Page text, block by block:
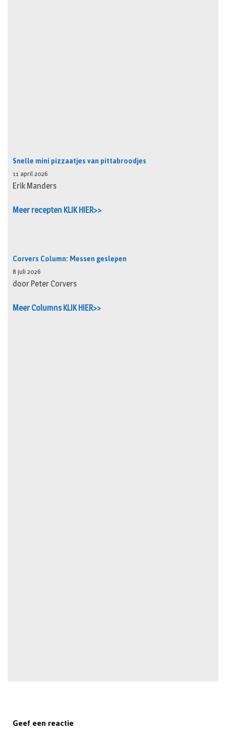
Snelle mini pizzaatjes van pittabroodjes
11 april 2026
Erik Manders
Meer recepten KLIK HIER>>
Corvers Column: Messen geslepen
8 juli 2026
door Peter Corvers
Meer Columns KLIK HIER>>
Geef een reactie